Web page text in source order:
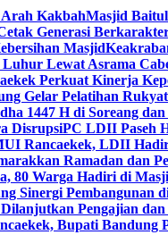
KakbahMasjid
Generasi
Masjid
Lewat Asrama
Perkuat Kinerja
Gelar Pelatihan
1447 H di Soreang
DisrupsiPC LDII Paseh
Rancaekek, LDII
Ramadan dan
80 Warga Hadiri di
Sinergi Pembangunan di
Pengajian
Bupati Bandung